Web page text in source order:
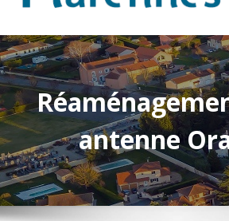
antenne